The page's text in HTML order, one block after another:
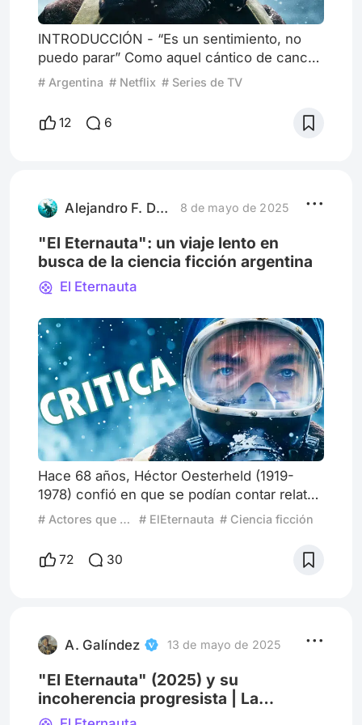
INTRODUCCIÓN - “Es un sentimiento, no
puedo parar” Como aquel cántico de cancha
nacido en partidos de fútbol y adaptado a
cuanta banda musical que llene un predio
de fanáticos, nos nace del corazón y sale
por la boca: “Olé olé, olé, olé olé olé olá, olé
sería “ohhhhh, ¡Eternau
# Argentina # Netflix # Series de TV
12 6
Alejandro F. Duete 8 de mayo de 2025
"El Eternauta": un viaje lento en
busca de la ciencia ficción argentina
El Eternauta
Hace 68 años, Héctor Oesterheld (1919-
1978) confió en que se podían contar relatos
de ciencia ficción desde Argentina.
Imaginarse una Buenos Aires apocalíptica y
en medio de una invasión extraterrestre era
posible. Así junto al ilustrador Francisco
Frontera), dividiendo la
# Actores que mejoran con la edad # ElEternauta # Ciencia ficción
72 30
A. Galíndez 13 de mayo de 2025
"El Eternauta" (2025) y su
incoherencia progresista | La
censura vestida de "decisión